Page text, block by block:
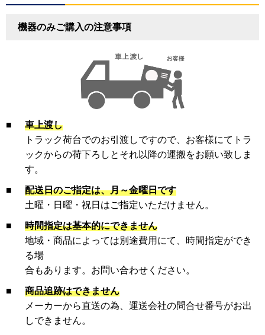
機器のみご購入の注意事項
■
車上渡し
トラック荷台でのお引渡しですので、お客様にてトラ
ックからの荷下ろしとそれ以降の運搬をお願い致しま
す。
■
配送日のご指定は、月～金曜日です
土曜・日曜・祝日はご指定いただけません。
■
時間指定は基本的にできません
地域・商品によっては別途費用にて、時間指定ができ
る場
合もあります。お問い合わせください。
■
商品追跡はできません
メーカーから直送の為、運送会社の問合せ番号がお出
しできません。